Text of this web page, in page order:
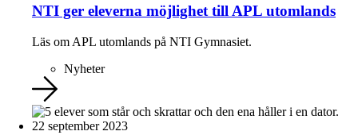
NTI ger eleverna möjlighet till APL utomlands
Läs om APL utomlands på NTI Gymnasiet.
Nyheter
22 september 2023